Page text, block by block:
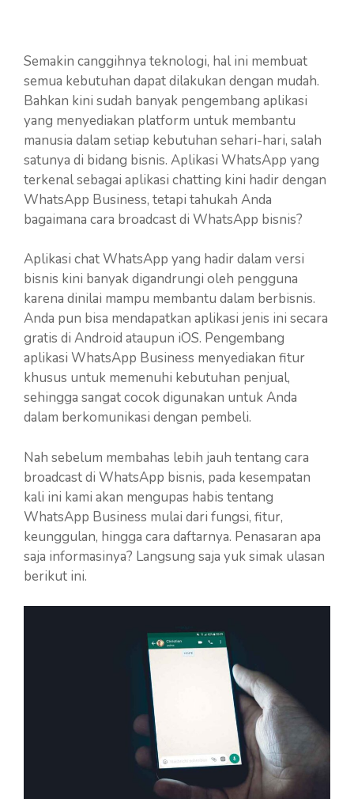
Semakin canggihnya teknologi, hal ini membuat
semua kebutuhan dapat dilakukan dengan mudah.
Bahkan kini sudah banyak pengembang aplikasi
yang menyediakan platform untuk membantu
manusia dalam setiap kebutuhan sehari-hari, salah
satunya di bidang bisnis. Aplikasi WhatsApp yang
terkenal sebagai aplikasi chatting kini hadir dengan
WhatsApp Business, tetapi tahukah Anda
bagaimana cara broadcast di WhatsApp bisnis?
Aplikasi chat WhatsApp yang hadir dalam versi
bisnis kini banyak digandrungi oleh pengguna
karena dinilai mampu membantu dalam berbisnis.
Anda pun bisa mendapatkan aplikasi jenis ini secara
gratis di Android ataupun iOS. Pengembang
aplikasi WhatsApp Business menyediakan fitur
khusus untuk memenuhi kebutuhan penjual,
sehingga sangat cocok digunakan untuk Anda
dalam berkomunikasi dengan pembeli.
Nah sebelum membahas lebih jauh tentang cara
broadcast di WhatsApp bisnis, pada kesempatan
kali ini kami akan mengupas habis tentang
WhatsApp Business mulai dari fungsi, fitur,
keunggulan, hingga cara daftarnya. Penasaran apa
saja informasinya? Langsung saja yuk simak ulasan
berikut ini.